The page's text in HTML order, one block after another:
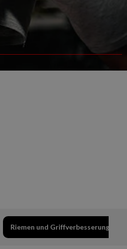
Riemen und Griffverbesserungen